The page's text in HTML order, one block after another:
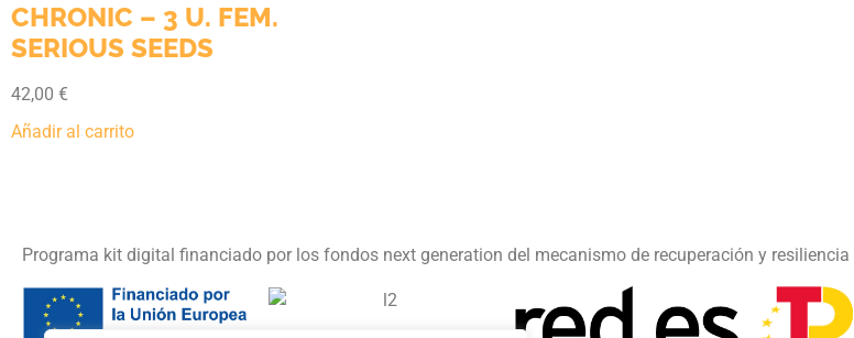
CHRONIC – 3 U. FEM.
SERIOUS SEEDS
42,00 €
Añadir al carrito
Programa kit digital financiado por los fondos next generation del mecanismo de recuperación y resiliencia